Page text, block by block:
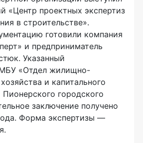
«Центр проектных экспертиз
в строительстве».
готовили компания
и предприниматель
Указанный
«Отдел жилищно-
и капитального
Пионерского городского
заключение получено
Форма экспертизы —